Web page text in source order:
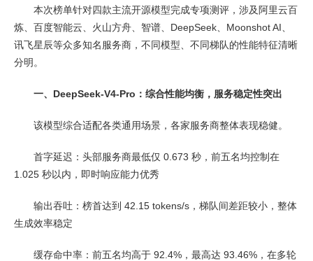
本次榜单针对四款主流开源模型完成专项测评，涉及阿里云百
炼、百度智能云、火山方舟、智谱、DeepSeek、Moonshot AI、
讯飞星辰等众多知名服务商，不同模型、不同梯队的性能特征清晰
分明。
一、DeepSeek-V4-Pro：综合性能均衡，服务稳定性突出
该模型综合适配各类通用场景，各家服务商整体表现稳健。
首字延迟：头部服务商最低仅 0.673 秒，前五名均控制在
1.025 秒以内，即时响应能力优秀
输出吞吐：榜首达到 42.15 tokens/s，梯队间差距较小，整体
生成效率稳定
缓存命中率：前五名均高于 92.4%，最高达 93.46%，在多轮